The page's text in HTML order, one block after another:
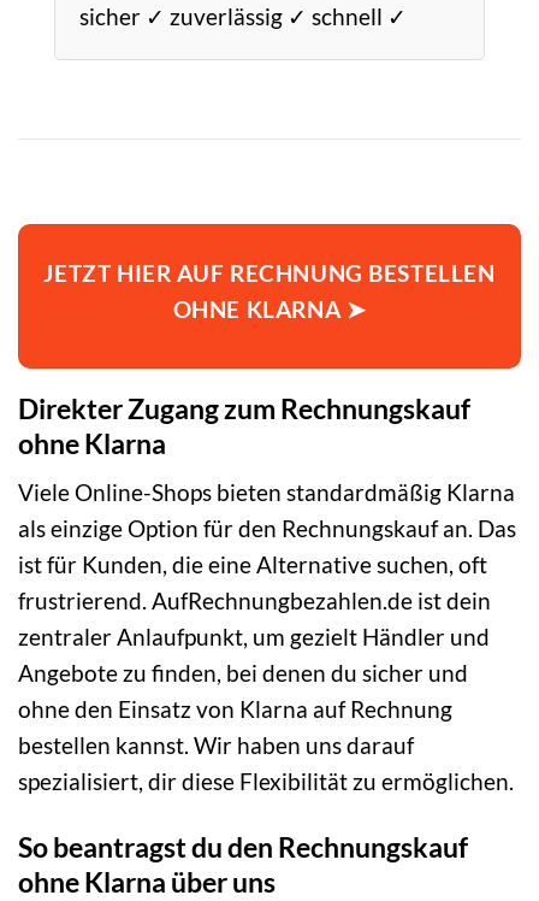
sicher ✓ zuverlässig ✓ schnell ✓
JETZT HIER AUF RECHNUNG BESTELLEN
OHNE KLARNA ➤
Direkter Zugang zum Rechnungskauf
ohne Klarna
Viele Online-Shops bieten standardmäßig Klarna
als einzige Option für den Rechnungskauf an. Das
ist für Kunden, die eine Alternative suchen, oft
frustrierend. AufRechnungbezahlen.de ist dein
zentraler Anlaufpunkt, um gezielt Händler und
Angebote zu finden, bei denen du sicher und
ohne den Einsatz von Klarna auf Rechnung
bestellen kannst. Wir haben uns darauf
spezialisiert, dir diese Flexibilität zu ermöglichen.
So beantragst du den Rechnungskauf
ohne Klarna über uns